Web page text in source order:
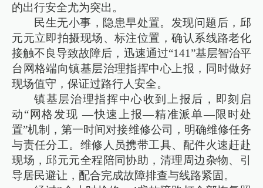
的出行安全尤为突出。
民生无小事，隐患早处置。发现问题后，邱
元元立即拍摄现场、标注位置，确认系线路老化
接触不良导致故障后，迅速通过“141”基层智治平
台网格端向镇基层治理指挥中心上报，同时做好
现场值守，保证过路行人安全。
镇基层治理指挥中心收到上报后，即刻启
动“网格发现 —快速上报—精准派单—限时处
置”机制，第一时间对接维修公司，明确维修任务
与责任分工。维修人员携带工具、配件火速赶赴
现场，邱元元全程陪同协助，清理周边杂物、引
导居民避让，配合完成故障排查与线路紧固。